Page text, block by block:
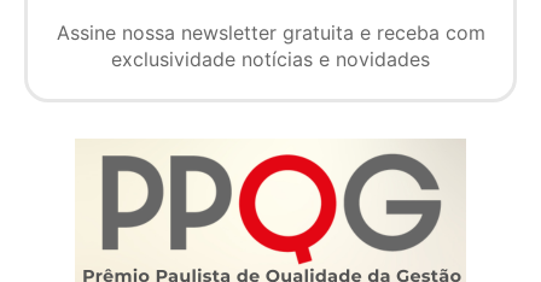
Assine nossa newsletter gratuita e receba com
exclusividade notícias e novidades